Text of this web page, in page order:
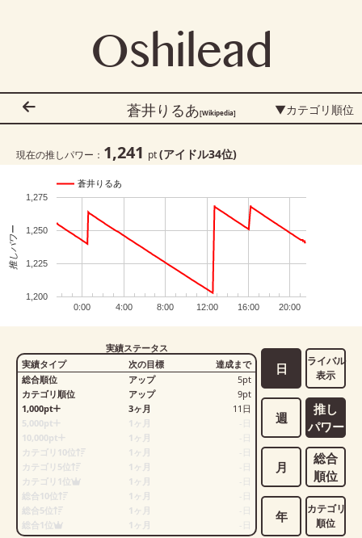
Oshilead
蒼井りるあ[Wikipedia] ▼カテゴリ順位
現在の推しパワー： 1,241 pt(アイドル34位)
蒼井りるあ
0:00 4:00 8:00 12:00 16:00 20:00
1,200
1,225
1,250
1,275
推しパワー
実績ステータス
実績タイプ
次の目標
達成まで
総合順位
アップ 5pt
カテゴリ順位
アップ 9pt
1,000pt
3ヶ月 11 日
5,000pt
1ヶ月
日
10,000pt
1ヶ月
日
カテゴリ10位
1ヶ月
日
カテゴリ5位
1ヶ月
日
カテゴリ1位
1ヶ月
日
総合10位
1ヶ月
日
総合5位
1ヶ月
日
総合1位
1ヶ月 日
日
週
月
年
ライバル
表示
推し
パワー
総合
順位
カテゴリ
順位